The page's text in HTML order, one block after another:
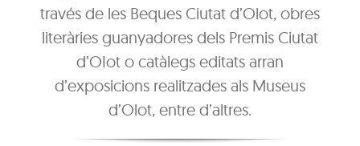
través de les Beques Ciutat d’Olot, obres
literàries guanyadores dels Premis Ciutat
d’OIot o catàlegs editats arran
d’exposicions realitzades als Museus
d’Olot, entre d’altres.